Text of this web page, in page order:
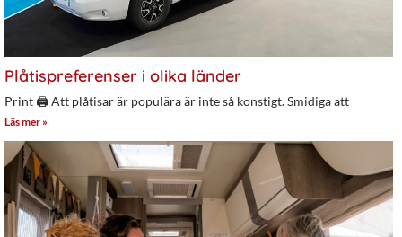
Plåtispreferenser i olika länder
Print 🖨 Att plåtisar är populära är inte så konstigt. Smidiga att
Läs mer »